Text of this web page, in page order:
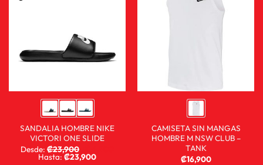
SANDALIA HOMBRE NIKE
VICTORI ONE SLIDE
Desde: ₡23,900
Hasta:₡23,900
CAMISETA SIN MANGAS
HOMBRE M NSW CLUB –
TANK
₡16,900